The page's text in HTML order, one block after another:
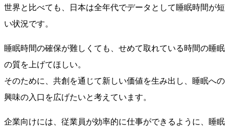
世界と比べても、日本は全年代でデータとして睡眠時間が短
い状況です。
睡眠時間の確保が難しくても、せめて取れている時間の睡眠
の質を上げてほしい。
そのために、共創を通じて新しい価値を生み出し、睡眠への
興味の入口を広げたいと考えています。
企業向けには、従業員が効率的に仕事ができるように、睡眠